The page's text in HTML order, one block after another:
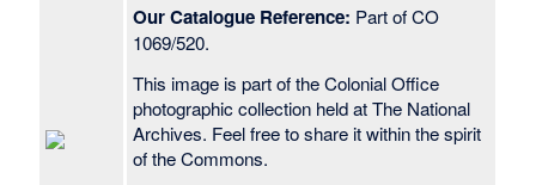
Our Catalogue Reference: Part of CO
1069/520.
This image is part of the Colonial Office
photographic collection held at The National
Archives. Feel free to share it within the spirit
of the Commons.